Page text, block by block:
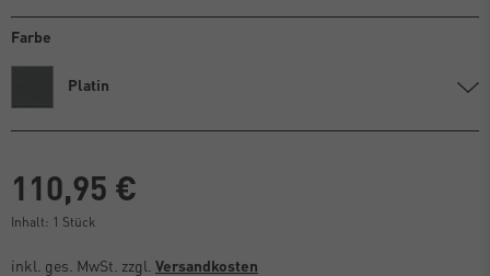
Farbe
Platin
110,95 €
Inhalt: 1 Stück
inkl. ges. MwSt. zzgl. Versandkosten